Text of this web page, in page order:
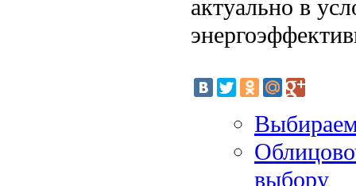
актуально в
выбору